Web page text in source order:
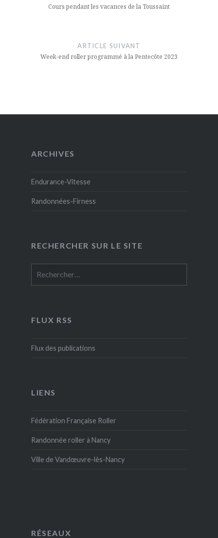
l’articleCours pendant les vacances de la Toussaint
ARTICLE SUIVANT
Week-end roller programmé à la Pentecôte 2023
ARCHIVES
Endurance-Vitesse
Randonnées-Firness
RECHERCHER SUR LE SITE
FLUX RSS
Flux des publications
LIENS
Fédération Française Roller
Randonnée roller à Nancy
Ville de Vandœuvre-lès-Nancy
RÉSEAUX